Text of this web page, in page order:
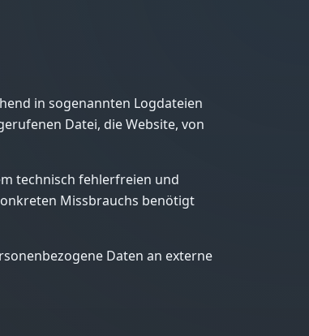
in sogenannten Logdateien
Datei, die Website, von
technisch fehlerfreien und
Missbrauchs benötigt
Daten an externe